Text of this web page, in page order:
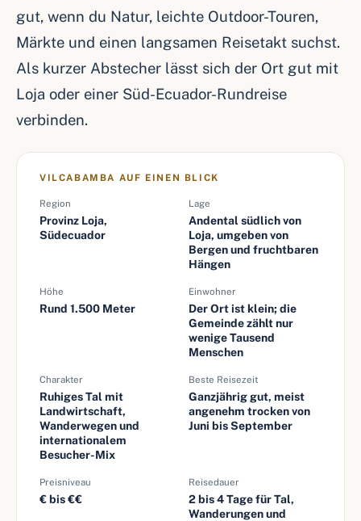
gut, wenn du Natur, leichte Outdoor-Touren,
Märkte und einen langsamen Reisetakt suchst.
Als kurzer Abstecher lässt sich der Ort gut mit
Loja oder einer Süd-Ecuador-Rundreise
verbinden.
VILCABAMBA AUF EINEN BLICK
Region
Provinz Loja,
Südecuador
Lage
Andental südlich von
Loja, umgeben von
Bergen und fruchtbaren
Hängen
Höhe
Rund 1.500 Meter
Einwohner
Der Ort ist klein; die
Gemeinde zählt nur
wenige Tausend
Menschen
Charakter
Ruhiges Tal mit
Landwirtschaft,
Wanderwegen und
internationalem
Besucher-Mix
Beste Reisezeit
Ganzjährig gut, meist
angenehm trocken von
Juni bis September
Preisniveau
€ bis €€
Reisedauer
2 bis 4 Tage für Tal,
Wanderungen und